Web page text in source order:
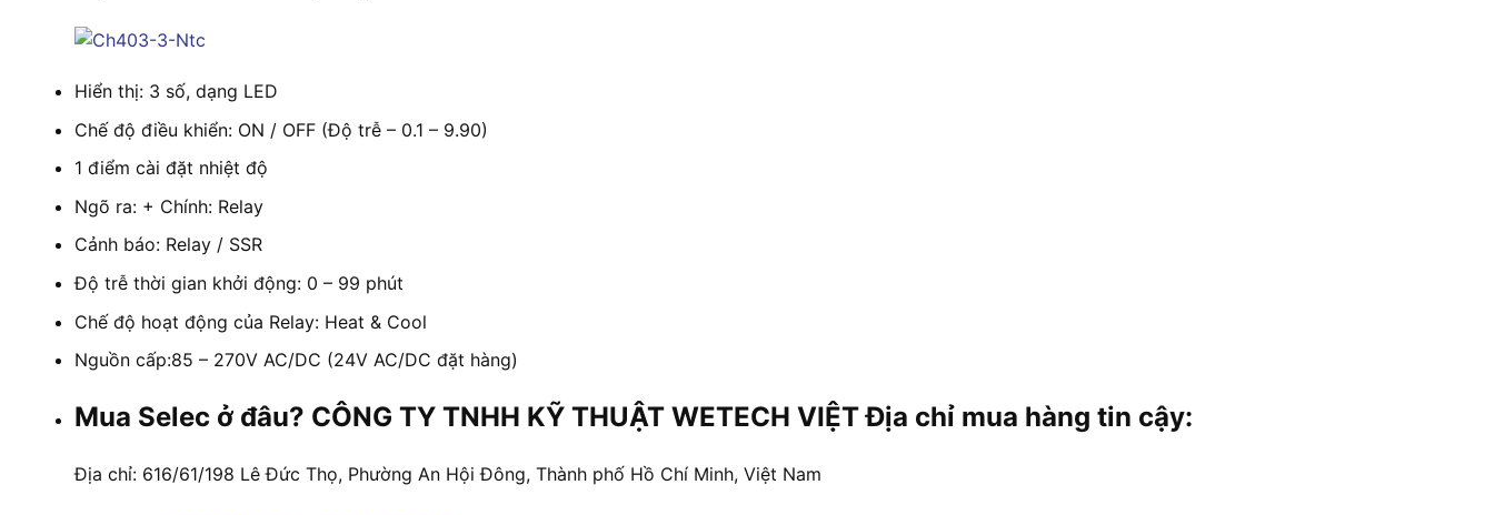
Hiển thị: 3 số, dạng LED
Chế độ điều khiển: ON / OFF (Độ trễ – 0.1 – 9.90)
1 điểm cài đặt nhiệt độ
Ngõ ra: + Chính: Relay
Cảnh báo: Relay / SSR
Độ trễ thời gian khởi động: 0 – 99 phút
Chế độ hoạt động của Relay: Heat & Cool
Nguồn cấp:85 – 270V AC/DC (24V AC/DC đặt hàng)
Mua Selec ở đâu? CÔNG TY TNHH KỸ THUẬT WETECH VIỆT Địa chỉ mua hàng tin cậy:
Địa chỉ: 616/61/198 Lê Đức Thọ, Phường An Hội Đông, Thành phố Hồ Chí Minh, Việt Nam